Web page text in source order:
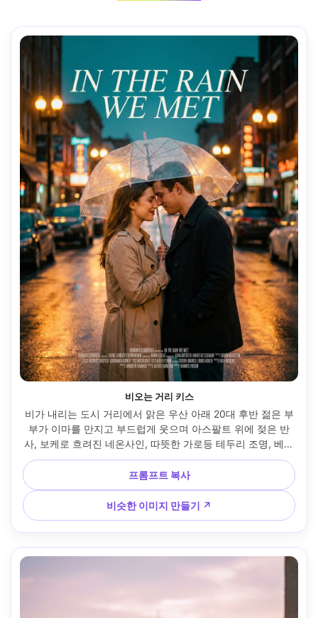
비오는 거리 키스
비가 내리는 도시 거리에서 맑은 우산 아래 20대 후반 젊은 부
부가 이마를 만지고 부드럽게 웃으며 아스팔트 위에 젖은 반
사, 보케로 흐려진 네온사인, 따뜻한 가로등 테두리 조명, 베이
지색 트렌치코트와 빨간색 립스틱을 입은 그녀는 어두운 울 코
트를 입고 있으며 극적인 청록색과 호박색 색상 등급, 제목을
위해 위에 깨끗한 네거티브 공간이 있는 강력한 중앙 구성, 미
묘한 필름 그레인, Sony A7IV 85mm f/1.4로 촬영, 얕은 피사
계, 초현실적인 피부 질감, 고급 편집 포스터 룩 --ar 4:5
프롬프트 복사
비슷한 이미지 만들기 ↗